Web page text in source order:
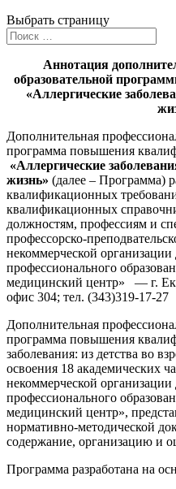
Выбрать страницу
Аннотация
образовательной
«Аллергические
Дополнительная
программа повышения
«Аллергические
жизнь» (далее – Программа)
квалификационных
квалификационных
должностям, профессиям и
профессорско-
некоммерческой
профессионального
медицинский центр» — г.
офис 304; тел. (343)319-17-27
Дополнительная
программа повышения
заболевания: из детства во
освоения 18 академических
некоммерческой
профессионального
медицинский центр»,
нормативно-методической
содержание, организацию и
Программа разработана на